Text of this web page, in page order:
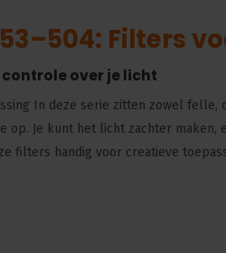
Filters
over je licht
In deze serie zitten zowel
op. Je kunt het licht zachter
filters handig voor creatieve